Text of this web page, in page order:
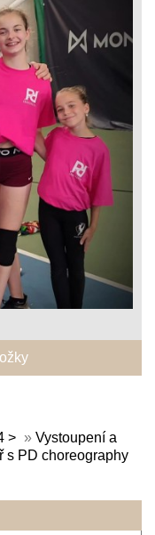
» Vystoupení a
s PD choreography